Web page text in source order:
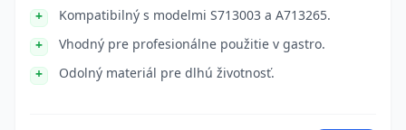
Kompatibilný s modelmi S713003 a A713265.
Vhodný pre profesionálne použitie v gastro.
Odolný materiál pre dlhú životnosť.